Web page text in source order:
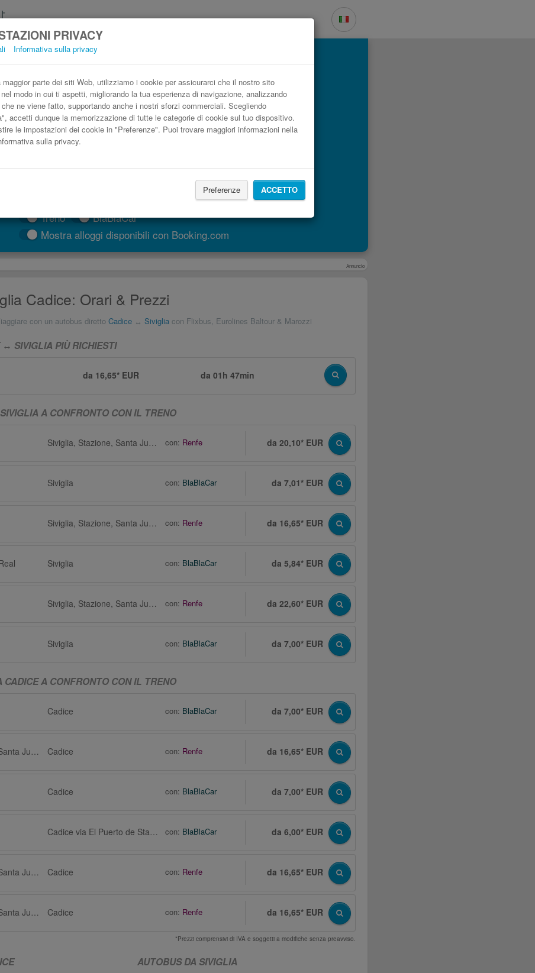
PRIVACY
Informativa sulla privacy
maggior parte dei siti Web, utilizziamo i cookie per assicurarci che il nostro sito
modo in cui ti aspetti, migliorando la tua esperienza di navigazione, analizzando
ne viene fatto, supportando anche i nostri sforzi commerciali. Scegliendo
accetti dunque la memorizzazione di tutte le categorie di cookie sul tuo dispositivo.
le impostazioni dei cookie in "Preferenze". Puoi trovare maggiori informazioni nella
sulla privacy.
Preferenze ACCETTO
Autobus Cadice Siviglia low cost
Treno
BlaBlaCar
Mostra alloggi disponibili con Booking.com
Annuncio
Cadice: Orari & Prezzi
con un autobus diretto Cadice ↔ Siviglia con Flixbus, Eurolines Baltour & Marozzi
SIVIGLIA PIÙ RICHIESTI
da 16,65* EUR da01h 47min
A CONFRONTO CON IL TRENO
Siviglia, Stazione, Santa Justa con: Renfe da 20,10* EUR
Siviglia con: BlaBlaCar da 7,01* EUR
Siviglia, Stazione, Santa Justa con: Renfe da 16,65* EUR
Siviglia con: BlaBlaCar da 5,84* EUR
Siviglia, Stazione, Santa Justa con: Renfe da 22,60* EUR
Siviglia con: BlaBlaCar da 7,00* EUR
CADICE A CONFRONTO CON IL TRENO
Cadice con: BlaBlaCar da 7,00* EUR
Siviglia, Stazione, Santa Justa Cadice con: Renfe da 16,65* EUR
Cadice con: BlaBlaCar da 7,00* EUR
Cadice via El Puerto de Sta María con: BlaBlaCar da 6,00* EUR
Siviglia, Stazione, Santa Justa Cadice con: Renfe da 16,65* EUR
Siviglia, Stazione, Santa Justa Cadice con: Renfe da 16,65* EUR
*Prezzi comprensivi di IVA e soggetti a modifiche senza preavviso.
AUTOBUS DA SIVIGLIA